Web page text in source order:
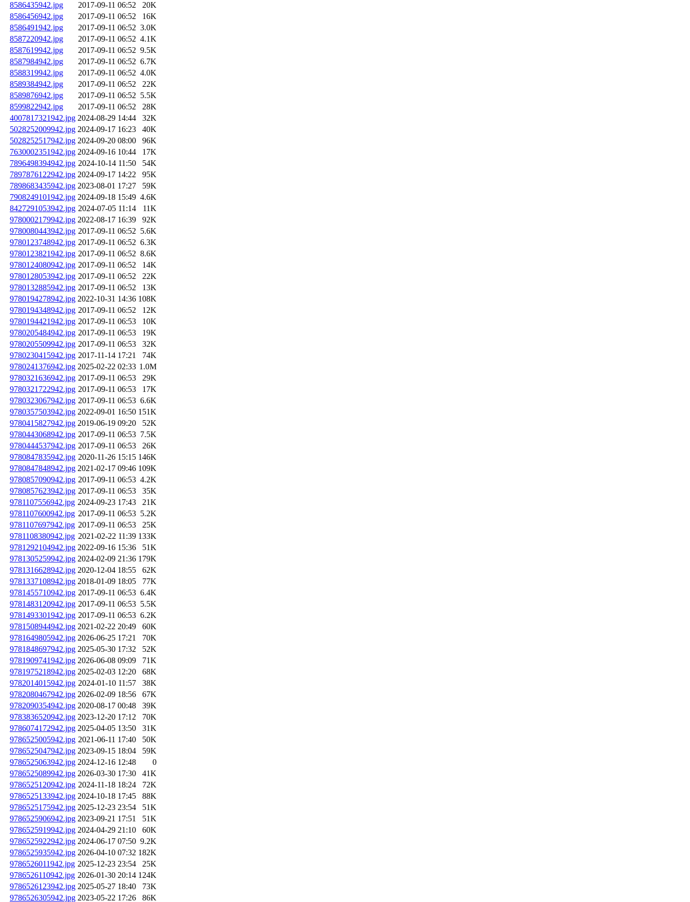
8586435942.jpg
2017-09-11 06:52
20K
8586456942.jpg
2017-09-11 06:52
16K
8586491942.jpg
2017-09-11 06:52 3.0K
8587220942.jpg
2017-09-11 06:52 4.1K
8587619942.jpg
2017-09-11 06:52 9.5K
8587984942.jpg
2017-09-11 06:52 6.7K
8588319942.jpg
2017-09-11 06:52 4.0K
8589384942.jpg
2017-09-11 06:52
22K
8589876942.jpg
2017-09-11 06:52 5.5K
8599822942.jpg
2017-09-11 06:52
28K
4007817321942.jpg 2024-08-29 14:44
32K
5028252009942.jpg 2024-09-17 16:23
40K
5028252517942.jpg 2024-09-20 08:00
96K
7630002351942.jpg 2024-09-16 10:44
17K
7896498394942.jpg 2024-10-14 11:50
54K
7897876122942.jpg 2024-09-17 14:22
95K
7898683435942.jpg 2023-08-01 17:27
59K
7908249101942.jpg 2024-09-18 15:49 4.6K
8427291053942.jpg 2024-07-05 11:14
11K
9780002179942.jpg 2022-08-17 16:39
92K
9780080443942.jpg 2017-09-11 06:52 5.6K
9780123748942.jpg 2017-09-11 06:52 6.3K
9780123821942.jpg 2017-09-11 06:52 8.6K
9780124080942.jpg 2017-09-11 06:52
14K
9780128053942.jpg 2017-09-11 06:52
22K
9780132885942.jpg 2017-09-11 06:52
13K
9780194278942.jpg 2022-10-31 14:36 108K
9780194348942.jpg 2017-09-11 06:52
12K
9780194421942.jpg 2017-09-11 06:53
10K
9780205484942.jpg 2017-09-11 06:53
19K
9780205509942.jpg 2017-09-11 06:53
32K
9780230415942.jpg 2017-11-14 17:21
74K
9780241376942.jpg 2025-02-22 02:33 1.0M
9780321636942.jpg 2017-09-11 06:53
29K
9780321722942.jpg 2017-09-11 06:53
17K
9780323067942.jpg 2017-09-11 06:53 6.6K
9780357503942.jpg 2022-09-01 16:50 151K
9780415827942.jpg 2019-06-19 09:20
52K
9780443068942.jpg 2017-09-11 06:53 7.5K
9780444537942.jpg 2017-09-11 06:53
26K
9780847835942.jpg 2020-11-26 15:15 146K
9780847848942.jpg 2021-02-17 09:46 109K
9780857090942.jpg 2017-09-11 06:53 4.2K
9780857623942.jpg 2017-09-11 06:53
35K
9781107556942.jpg 2024-09-23 17:43
21K
9781107600942.jpg 2017-09-11 06:53 5.2K
9781107697942.jpg 2017-09-11 06:53
25K
9781108380942.jpg 2021-02-22 11:39 133K
9781292104942.jpg 2022-09-16 15:36
51K
9781305259942.jpg 2024-02-09 21:36 179K
9781316628942.jpg 2020-12-04 18:55
62K
9781337108942.jpg 2018-01-09 18:05
77K
9781455710942.jpg 2017-09-11 06:53 6.4K
9781483120942.jpg 2017-09-11 06:53 5.5K
9781493301942.jpg 2017-09-11 06:53 6.2K
9781508944942.jpg 2021-02-22 20:49
60K
9781649805942.jpg 2026-06-25 17:21
70K
9781848697942.jpg 2025-05-30 17:32
52K
9781909741942.jpg 2026-06-08 09:09
71K
9781975218942.jpg 2025-02-03 12:20
68K
9782014015942.jpg 2024-01-10 11:57
38K
9782080467942.jpg 2026-02-09 18:56
67K
9782090354942.jpg 2020-08-17 00:48
39K
9783836520942.jpg 2023-12-20 17:12
70K
9786074172942.jpg 2025-04-05 13:50
31K
9786525005942.jpg 2021-06-11 17:40
50K
9786525047942.jpg 2023-09-15 18:04
59K
9786525063942.jpg 2024-12-16 12:48
0
9786525089942.jpg 2026-03-30 17:30
41K
9786525120942.jpg 2024-11-18 18:24
72K
9786525133942.jpg 2024-10-18 17:45
88K
9786525175942.jpg 2025-12-23 23:54
51K
9786525906942.jpg 2023-09-21 17:51
51K
9786525919942.jpg 2024-04-29 21:10
60K
9786525922942.jpg 2024-06-17 07:50 9.2K
9786525935942.jpg 2026-04-10 07:32 182K
9786526011942.jpg 2025-12-23 23:54
25K
9786526110942.jpg 2026-01-30 20:14 124K
9786526123942.jpg 2025-05-27 18:40
73K
9786526305942.jpg 2023-05-22 17:26 86K